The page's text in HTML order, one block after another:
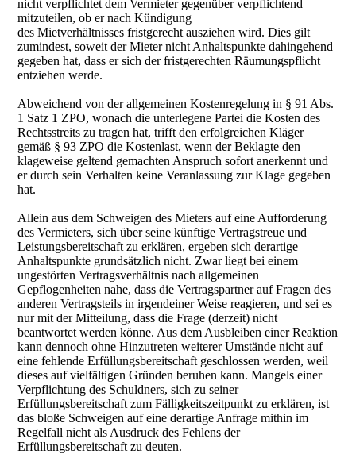
nicht verpflichtet dem Vermieter gegenüber verpflichtend
mitzuteilen, ob er nach Kündigung
des Mietverhältnisses fristgerecht ausziehen wird. Dies gilt
zumindest, soweit der Mieter nicht Anhaltspunkte dahingehend
gegeben hat, dass er sich der fristgerechten Räumungspflicht
entziehen werde.
Abweichend von der allgemeinen Kostenregelung in § 91 Abs.
1 Satz 1 ZPO, wonach die unterlegene Partei die Kosten des
Rechtsstreits zu tragen hat, trifft den erfolgreichen Kläger
gemäß § 93 ZPO die Kostenlast, wenn der Beklagte den
klageweise geltend gemachten Anspruch sofort anerkennt und
er durch sein Verhalten keine Veranlassung zur Klage gegeben
hat.
Allein aus dem Schweigen des Mieters auf eine Aufforderung
des Vermieters, sich über seine künftige Vertragstreue und
Leistungsbereitschaft zu erklären, ergeben sich derartige
Anhaltspunkte grundsätzlich nicht. Zwar liegt bei einem
ungestörten Vertragsverhältnis nach allgemeinen
Gepflogenheiten nahe, dass die Vertragspartner auf Fragen des
anderen Vertragsteils in irgendeiner Weise reagieren, und sei es
nur mit der Mitteilung, dass die Frage (derzeit) nicht
beantwortet werden könne. Aus dem Ausbleiben einer Reaktion
kann dennoch ohne Hinzutreten weiterer Umstände nicht auf
eine fehlende Erfüllungsbereitschaft geschlossen werden, weil
dieses auf vielfältigen Gründen beruhen kann. Mangels einer
Verpflichtung des Schuldners, sich zu seiner
Erfüllungsbereitschaft zum Fälligkeitszeitpunkt zu erklären, ist
das bloße Schweigen auf eine derartige Anfrage mithin im
Regelfall nicht als Ausdruck des Fehlens der
Erfüllungsbereitschaft zu deuten.